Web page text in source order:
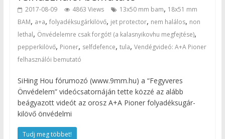
2017-08-09 4863 Views 13x50 mm bam, 18x51 mm
BAM, a+a, folyadéksugárkilövő, jet protector, nem halálos, non
lethal, Önvédelemre csak forgót! (a kalasnyikovhu megfejtése),
pepperkilövő, Pioner, selfdefence, tula, Vendégvideó: A+A Pioner
felhasználói bemutató
SiHing Hou fórumozó (www.9mm.hu) a “Fegyveres
Önvédelem” videócsatornáján tette közzé az alább
beágyazott videót az orosz A+A Pioner folyadéksugár-
kilövő önvédelmi
Tudj meg többet!